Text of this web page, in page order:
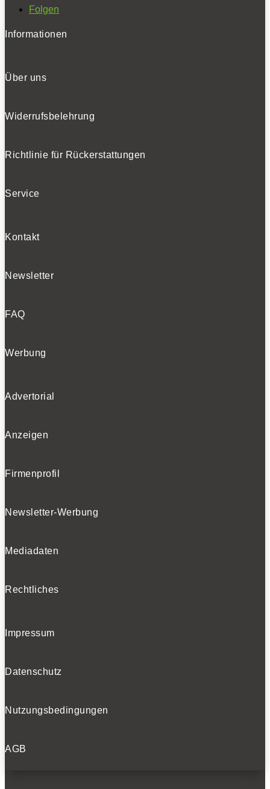
Folgen
Informationen
Über uns
Widerrufsbelehrung
Richtlinie für Rückerstattungen
Service
Kontakt
Newsletter
FAQ
Werbung
Advertorial
Anzeigen
Firmenprofil
Newsletter-Werbung
Mediadaten
Rechtliches
Impressum
Datenschutz
Nutzungsbedingungen
AGB